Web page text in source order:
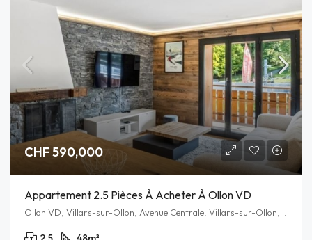
CHF 590,000
Appartement 2.5 Pièces À Acheter À Ollon VD